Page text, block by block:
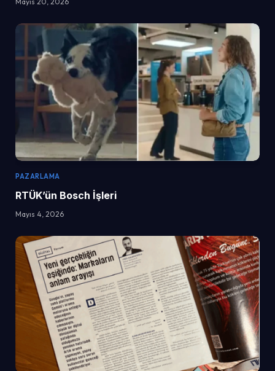
PAZARLAMA
RTÜK’ün Bosch İşleri
Mayıs 4, 2026